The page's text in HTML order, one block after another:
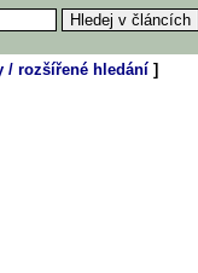
/ rozšířené hledání]